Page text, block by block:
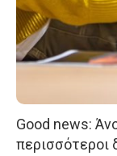
Good news:
περισσότεροι